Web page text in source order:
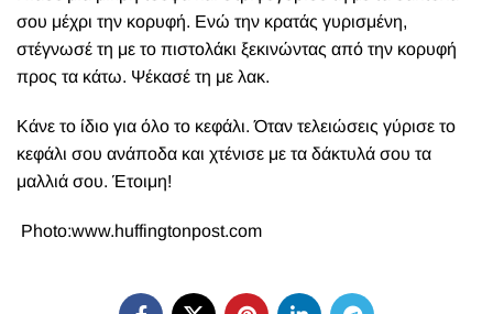
σου μέχρι την κορυφή. Ενώ την κρατάς γυρισμένη,
στέγνωσέ τη με το πιστολάκι ξεκινώντας από την κορυφή
προς τα κάτω. Ψέκασέ τη με λακ.
Κάνε το ίδιο για όλο το κεφάλι. Όταν τελειώσεις γύρισε το
κεφάλι σου ανάποδα και χτένισε με τα δάκτυλά σου τα
μαλλιά σου. Έτοιμη!
Photo:www.huffingtonpost.com